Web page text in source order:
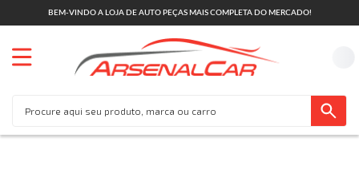
BEM-VINDO A LOJA DE AUTO PEÇAS MAIS COMPLETA DO MERCADO!